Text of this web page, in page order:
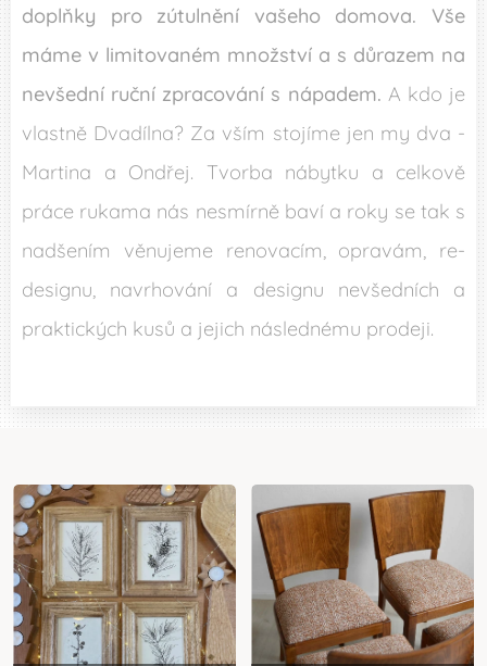
doplňky pro zútulnění vašeho domova. Vše
máme v limitovaném množství a s důrazem na
nevšední ruční zpracování s nápadem. A kdo je
vlastně Dvadílna? Za vším stojíme jen my dva -
Martina a Ondřej. Tvorba nábytku a celkově
práce rukama nás nesmírně baví a roky se tak s
nadšením věnujeme renovacím, opravám, re-
designu, navrhování a designu nevšedních a
praktických kusů a jejich následnému prodeji.